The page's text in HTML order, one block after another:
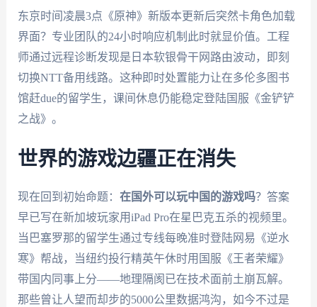
东京时间凌晨3点《原神》新版本更新后突然卡角色加载
界面？专业团队的24小时响应机制此时就显价值。工程
师通过远程诊断发现是日本软银骨干网路由波动，即刻
切换NTT备用线路。这种即时处置能力让在多伦多图书
馆赶due的留学生，课间休息仍能稳定登陆国服《金铲铲
之战》。
世界的游戏边疆正在消失
现在回到初始命题： 在国外可以玩中国的游戏吗？答案
早已写在新加坡玩家用iPad Pro在星巴克五杀的视频里。
当巴塞罗那的留学生通过专线每晚准时登陆网易《逆水
寒》帮战，当纽约投行精英午休时用国服《王者荣耀》
带国内同事上分——地理隔阂已在技术面前土崩瓦解。
那些曾让人望而却步的5000公里数据鸿沟，如今不过是